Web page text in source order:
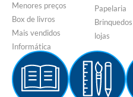
Menores preços
Box de livros
Mais vendidos
Informática
Papelaria
Brinquedos
lojas